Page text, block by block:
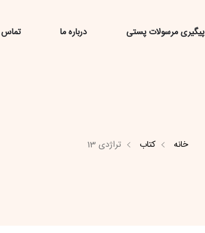
پیگیری مرسولات پستی درباره ما تماس
خانه کتاب تراژدی 13